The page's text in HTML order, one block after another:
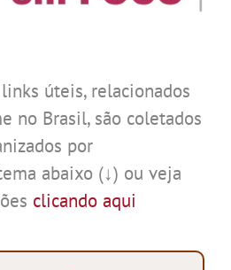
úteis, relacionados
no Brasil, são coletados
por
abaixo (↓) ou veja
clicando aqui